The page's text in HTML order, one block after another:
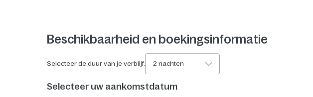
Beschikbaarheid en boekingsinformatie
Selecteer de duur van je verblijf: 2 nachten
Selecteer uw aankomstdatum